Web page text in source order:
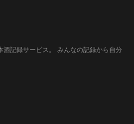
記録サービス。
みんなの記録から自分